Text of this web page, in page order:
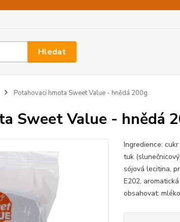
Hledat
Potahovací hmota Sweet Value - hnědá 200g
Sweet Value - hnědá
Ingredience:
tuk
sójová lecitina,
E202,
obsahovat: